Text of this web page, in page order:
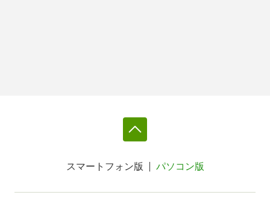
スマートフォン版 パソコン版